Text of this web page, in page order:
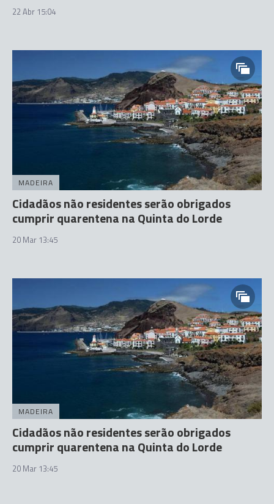
22 Abr 15:04
MADEIRA
Cidadãos não residentes serão obrigados
cumprir quarentena na Quinta do Lorde
20 Mar 13:45
MADEIRA
Cidadãos não residentes serão obrigados
cumprir quarentena na Quinta do Lorde
20 Mar 13:45